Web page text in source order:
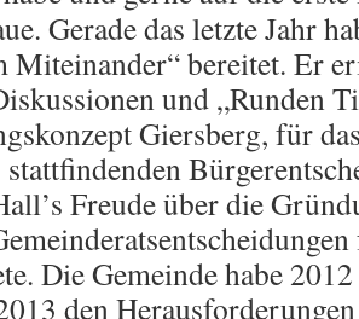
Gerade das letzte Jahr
Miteinander“ bereitet. Er
und „Runden
Giersberg, für
Freude über die
Die Gemeinde habe
den